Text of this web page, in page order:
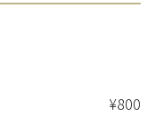
¥800